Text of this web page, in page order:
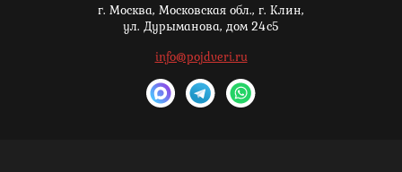
г. Москва, Московская обл., г. Клин,
ул. Дурыманова, дом 24с5
info@pojdveri.ru